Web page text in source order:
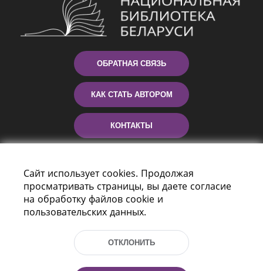
ОБРАТНАЯ СВЯЗЬ
КАК СТАТЬ АВТОРОМ
КОНТАКТЫ
Сайт использует cookies. Продолжая
просматривать страницы, вы даете согласие
на обработку файлов cookie и
пользовательских данных.
ОТКЛОНИТЬ